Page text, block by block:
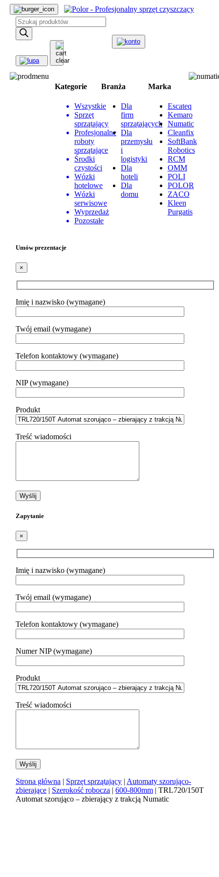
Wyszukiwarka
produktów
Kategorie
Wszystkie
Sprzęt
sprzątający
Profesjonalne
roboty
sprzątające
Środki
czystości
Wózki
hotelowe
Wózki
serwisowe
Wyprzedaż
Pozostałe
Branża
Dla
firm
sprzątających
Dla
przemysłu
i
logistyki
Dla
hoteli
Dla
domu
Marka
Escateq
Kemaro
Numatic
Cleanfix
SoftBank
Robotics
RCM
OMM
POLI
POLOR
ZACO
Kleen
Purgatis
Umów prezentacje
×
Imię i nazwisko (wymagane)
Twój email (wymagane)
Telefon kontaktowy (wymagane)
NIP (wymagane)
Produkt
Treść wiadomości
Zapytanie
×
Imię i nazwisko (wymagane)
Twój email (wymagane)
Telefon kontaktowy (wymagane)
Numer NIP (wymagane)
Produkt
Treść wiadomości
Strona główna | Sprzęt sprzątający | Automaty szorująco-
zbierające | Szerokość robocza | 600-800mm | TRL720/150T
Automat szorująco – zbierający z trakcją Numatic